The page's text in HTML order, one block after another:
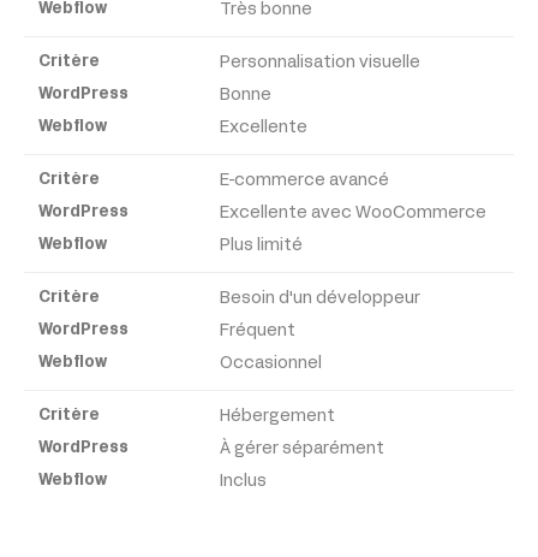
Très bonne
Personnalisation visuelle
Bonne
Excellente
E-commerce avancé
Excellente avec WooCommerce
Plus limité
Besoin d'un développeur
Fréquent
Occasionnel
Hébergement
À gérer séparément
Inclus